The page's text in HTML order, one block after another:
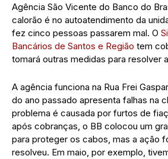
Agência São Vicente do Banco do
calorão é no autoatendimento da
fez cinco pessoas passarem mal. O
Bancários de Santos e Região tem
tomará outras medidas para resolver
A agência funciona na Rua Frei
do ano passado apresenta falhas na
problema é causada por furtos de
após cobranças, o BB colocou um
para proteger os cabos, mas a ação
resolveu. Em maio, por exemplo,